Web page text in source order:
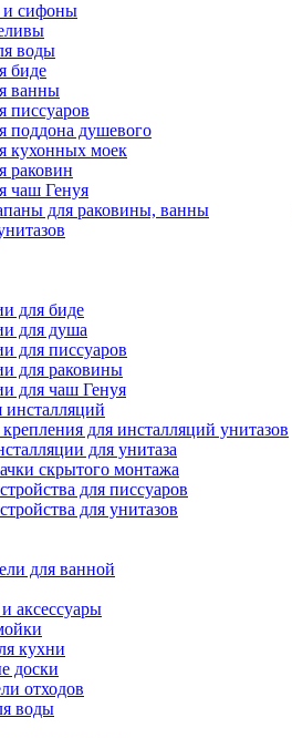
и сифоны
воды
биде
ванны
писсуаров
поддона душевого
кухонных моек
раковин
чаш Генуя
для раковины, ванны
для биде
для душа
для писсуаров
для раковины
для чаш Генуя
для инсталляций унитазов
для унитаза
скрытого монтажа
для писсуаров
для унитазов
для ванной
аксессуары
кухни
доски
отходов
воды